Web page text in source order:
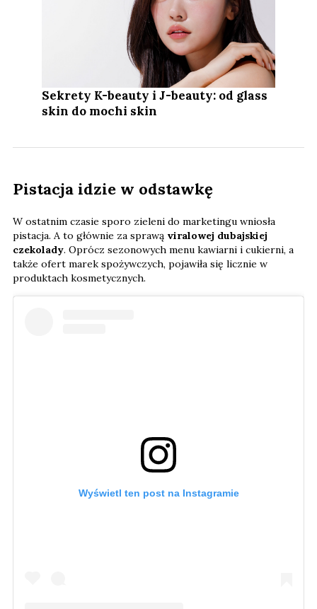
Sekrety K-beauty i J-beauty: od glass
skin do mochi skin
Pistacja idzie w odstawkę
W ostatnim czasie sporo zieleni do marketingu wniosła
pistacja. A to głównie za sprawą viralowej dubajskiej
czekolady. Oprócz sezonowych menu kawiarni i cukierni, a
także ofert marek spożywczych, pojawiła się licznie w
produktach kosmetycznych.
Wyświetl ten post na Instagramie